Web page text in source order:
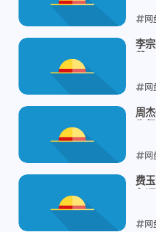
网
李
网
典
周
网
周
费
网